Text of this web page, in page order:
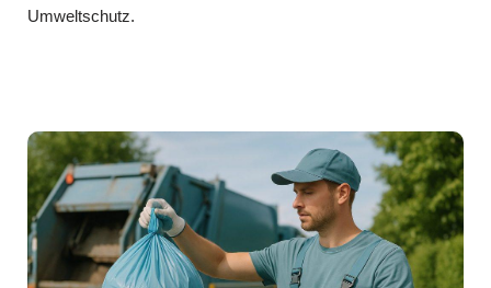
Umweltschutz.